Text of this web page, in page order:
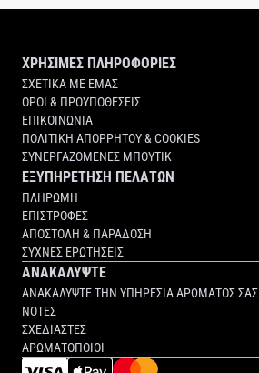
ΧΡΗΣΙΜΕΣ ΠΛΗΡΟΦΟΡΙΕΣ
ΣΧΕΤΙΚΑ ΜΕ ΕΜΑΣ
ΟΡΟΙ & ΠΡΟΥΠΟΘΕΣΕΙΣ
ΕΠΙΚΟΙΝΩΝΙΑ
ΠΟΛΙΤΙΚΗ ΑΠΟΡΡΗΤΟΥ & COOKIES
ΣΥΝΕΡΓΑΖΟΜΕΝΕΣ ΜΠΟΥΤΙΚ
ΕΞΥΠΗΡΕΤΗΣΗ ΠΕΛΑΤΩΝ
ΠΛΗΡΩΜΗ
ΕΠΙΣΤΡΟΦΕΣ
ΑΠΟΣΤΟΛΗ & ΠΑΡΑΔΟΣΗ
ΣΥΧΝΕΣ ΕΡΩΤΗΣΕΙΣ
ΑΝΑΚΑΛΥΨΤΕ
ΑΝΑΚΑΛΥΨΤΕ ΤΗΝ ΥΠΗΡΕΣΙΑ ΑΡΩΜΑΤΟΣ ΣΑΣ
ΝΟΤΕΣ
ΣΧΕΔΙΑΣΤΕΣ
ΑΡΩΜΑΤΟΠΟΙΟΙ